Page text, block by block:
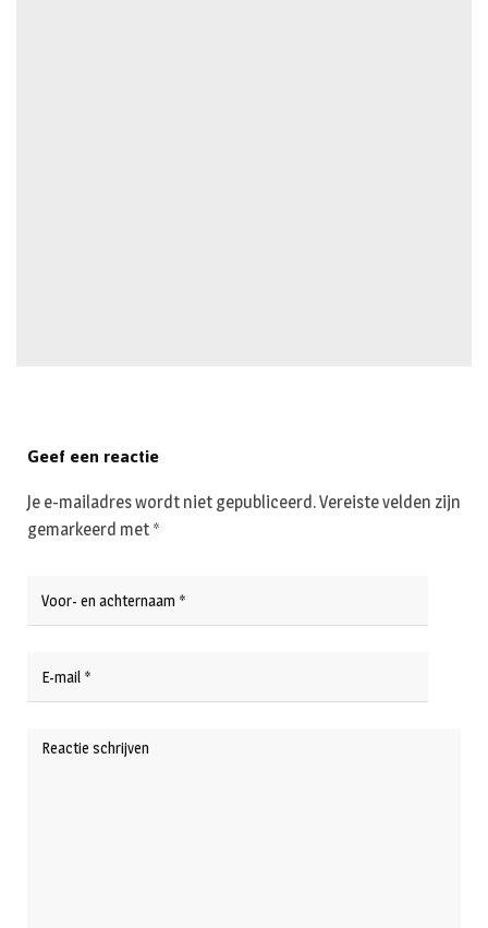
Geef een reactie
Je e-mailadres wordt niet gepubliceerd.Vereiste velden zijn
gemarkeerd met *